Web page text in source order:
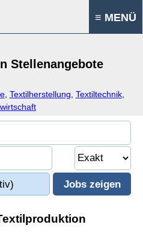
≡ MENÜ
Stellenangebote
, Textilherstellung Textiltechnik,